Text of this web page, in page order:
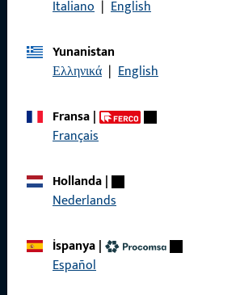
Italiano | English
Yunanistan
Ελληνικά | English
Fransa|
Français
Hollanda|
Nederlands
İspanya|
Español
Hızlı Erişim
Referanslar